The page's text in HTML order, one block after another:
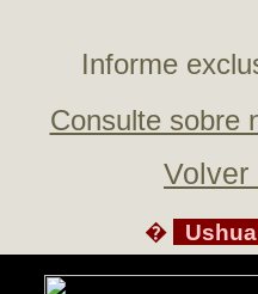
Informe
Consulte sobre
Volver
�